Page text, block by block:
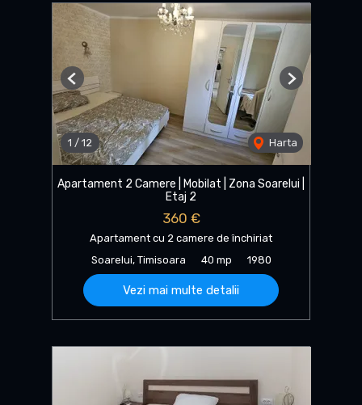
1 / 12 Harta
Previous Next
Apartament 2 Camere | Mobilat | Zona Soarelui |
Etaj 2
360 €
Apartament cu 2 camere de închiriat
Soarelui, Timisoara
40 mp 1980
Vezi mai multe detalii